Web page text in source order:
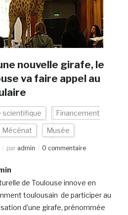
nouvelle girafe, le
va faire appel au
scientifique Financement
Mécénat Musée
par admin 0 commentaire
de Toulouse innove en
toulousain de participer au
d’une girafe, prénommée